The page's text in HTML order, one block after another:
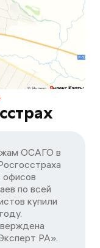
ОСАГО в
офисов
по всей
купили
РА».